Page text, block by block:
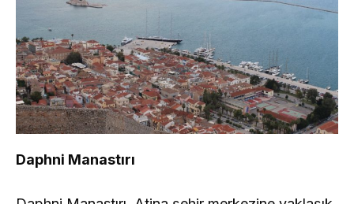
Daphni Manastırı